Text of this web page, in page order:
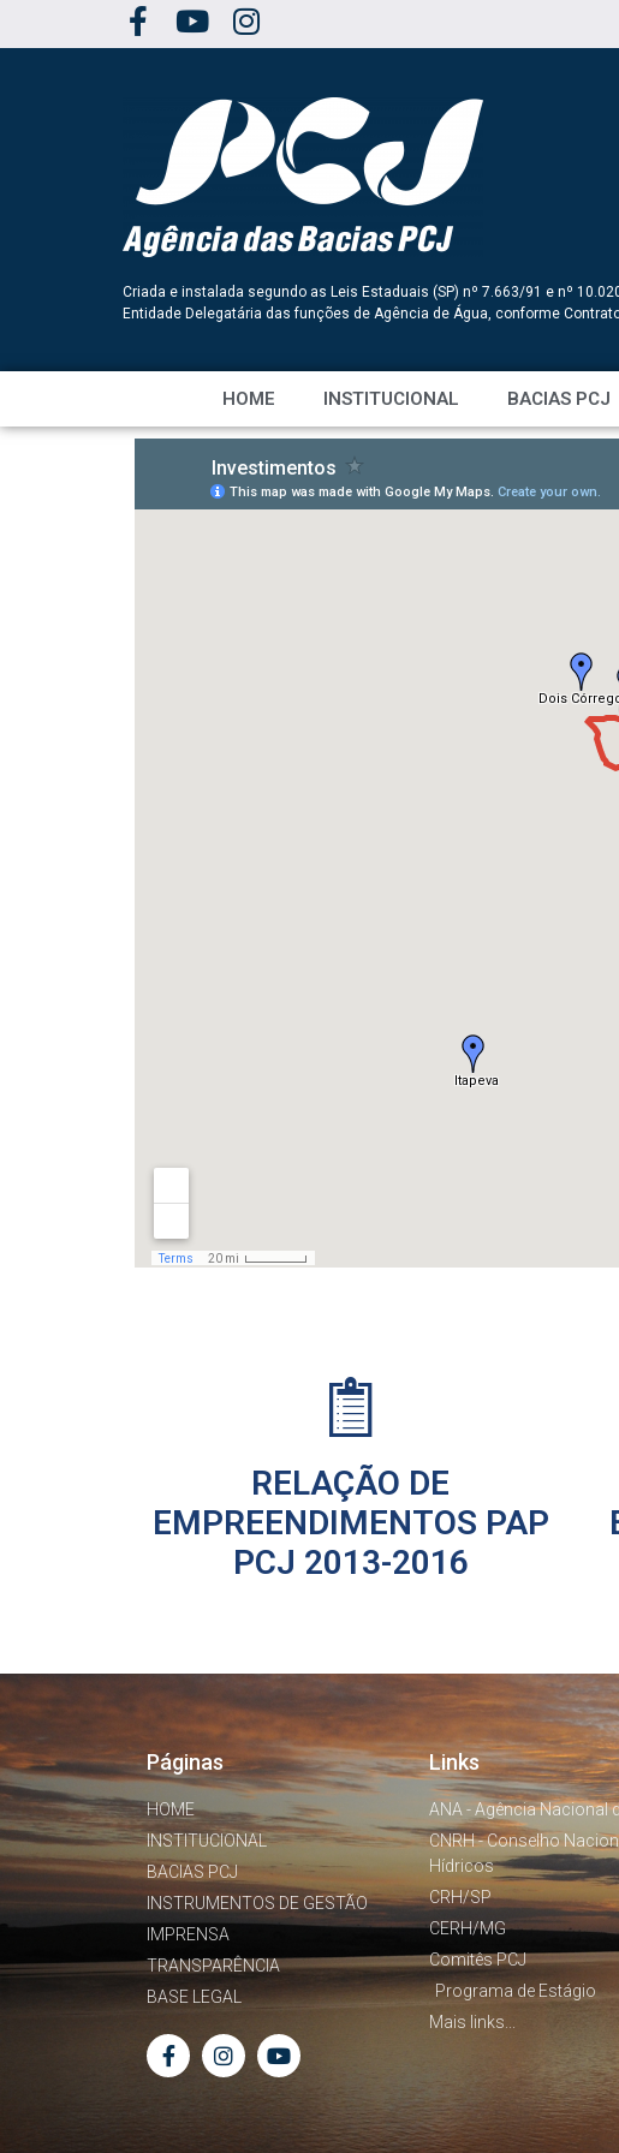
Criada e instalada segundo as Leis Estaduais (SP) nº 7.663/91 e nº
Entidade Delegatária das funções de Agência de Água, conforme
HOME INSTITUCIONAL BACIAS PCJ
RELAÇÃO DE
EMPREENDIMENTOS PAP
PCJ 2013-2016
Páginas
HOME
INSTITUCIONAL
BACIAS PCJ
INSTRUMENTOS DE GESTÃO
IMPRENSA
TRANSPARÊNCIA
BASE LEGAL
Links
ANA - Agência Nacional
CNRH - Conselho
Hídricos
CRH/SP
CERH/MG
Comitês PCJ
Programa de Estágio
Mais links...